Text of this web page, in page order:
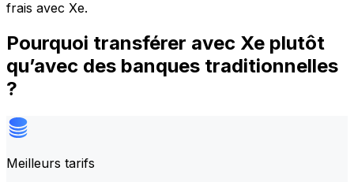
frais avec Xe.
Pourquoi transférer avec Xe plutôt
qu’avec des banques traditionnelles
?
Meilleurs tarifs